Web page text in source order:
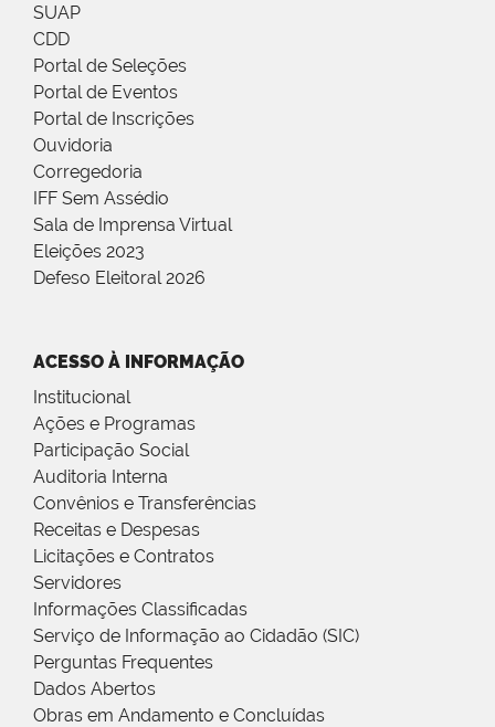
SUAP
CDD
Portal de Seleções
Portal de Eventos
Portal de Inscrições
Ouvidoria
Corregedoria
IFF Sem Assédio
Sala de Imprensa Virtual
Eleições 2023
Defeso Eleitoral 2026
ACESSO À INFORMAÇÃO
Institucional
Ações e Programas
Participação Social
Auditoria Interna
Convênios e Transferências
Receitas e Despesas
Licitações e Contratos
Servidores
Informações Classificadas
Serviço de Informação ao Cidadão (SIC)
Perguntas Frequentes
Dados Abertos
Obras em Andamento e Concluídas